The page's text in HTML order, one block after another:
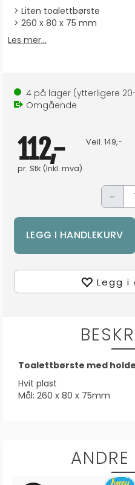
Liten toalettbørste
260 x 80 x 75 mm
Les mer...
4 på lager (ytterligere
Omgående
112,-
pr. Stk (Inkl. mva)
Veil. 149,-
-
Legg i
Toalettbørste med
Hvit plast
Mål: 260 x 80 x 75mm